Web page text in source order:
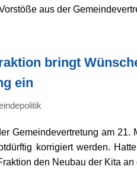
aus der
bringt
ein
Gemeindevertretung am
korrigiert werden.
den Neubau der Kita an